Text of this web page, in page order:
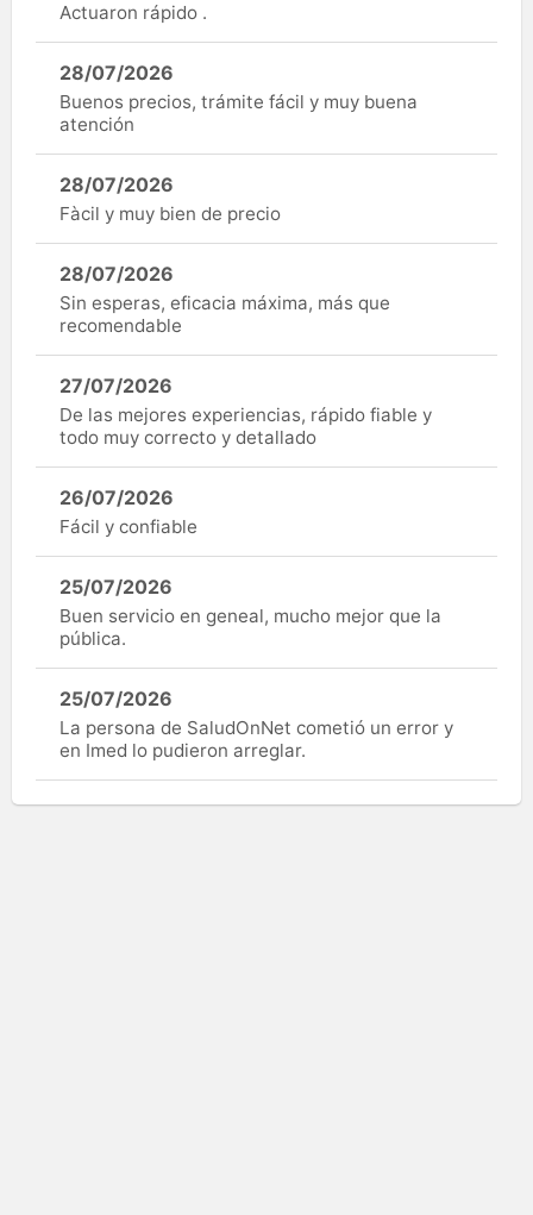
Actuaron rápido .
28/07/2026
Buenos precios, trámite fácil y muy buena
atención
28/07/2026
Fàcil y muy bien de precio
28/07/2026
Sin esperas, eficacia máxima, más que
recomendable
27/07/2026
De las mejores experiencias, rápido fiable y
todo muy correcto y detallado
26/07/2026
Fácil y confiable
25/07/2026
Buen servicio en geneal, mucho mejor que la
pública.
25/07/2026
La persona de SaludOnNet cometió un error y
en Imed lo pudieron arreglar.